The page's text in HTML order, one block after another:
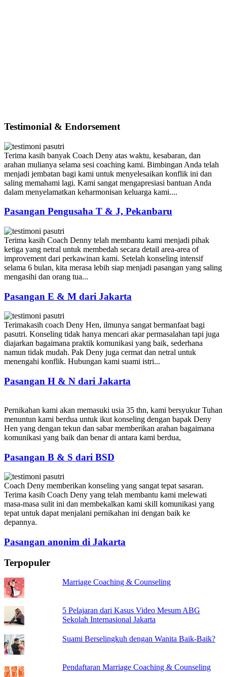
Testimonial & Endorsement
Terima kasih banyak Coach Deny atas waktu, kesabaran, dan
arahan mulianya selama sesi coaching kami. Bimbingan Anda telah
menjadi jembatan bagi kami untuk menyelesaikan konflik ini dan
saling memahami lagi. Kami sangat mengapresiasi bantuan Anda
dalam menyelamatkan keharmonisan keluarga kami....
Pasangan Pengusaha T & J, Pekanbaru
Terima kasih Coach Denny telah membantu kami menjadi pihak
ketiga yang netral untuk membedah secara detail area-area of
improvement dari perkawinan kami. Setelah konseling intensif
selama 6 bulan, kita merasa lebih siap menjadi pasangan yang saling
mengasihi dan orang tua...
Pasangan E & M dari Jakarta
Terimakasih coach Deny Hen, ilmunya sangat bermanfaat bagi
pasutri. Konseling tidak hanya mencari akar permasalahan tapi juga
diajarkan bagaimana praktik komunikasi yang baik, sederhana
namun tidak mudah. Pak Deny juga cermat dan netral untuk
menengahi konflik. Hubungan kami suami istri...
Pasangan H & N dari Jakarta
Pernikahan kami akan memasuki usia 35 thn, kami bersyukur Tuhan
menuntun kami berdua untuk ikut konseling dengan bapak Deny
Hen yang dengan tekun dan sabar memberikan arahan bagaimana
komunikasi yang baik dan benar di antara kami berdua,
Pasangan B & S dari BSD
Coach Deny memberikan konseling yang sangat tepat sasaran.
Terima kasih Coach Deny yang telah membantu kami melewati
masa-masa sulit ini dan membekalkan kami skill komunikasi yang
tepat untuk dapat menjalani pernikahan ini dengan baik ke
depannya.
Pasangan anonim di Jakarta
Terpopuler
Marriage Coaching & Counseling
5 Pelajaran dari Kasus Video Mesum ABG
Sekolah Internasional Jakarta
Suami Berselingkuh dengan Wanita Baik-Baik?
Pendaftaran Marriage Coaching & Counseling